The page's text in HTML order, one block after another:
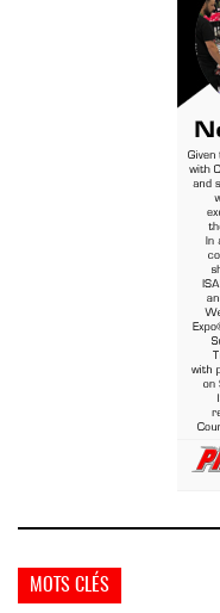
MOTS CLÉS